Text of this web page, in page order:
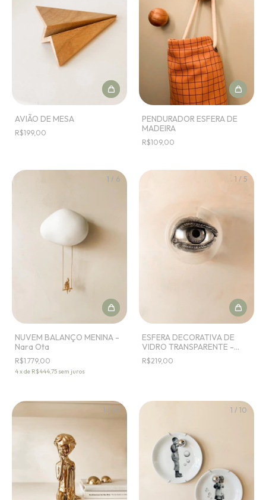
AVIÃO DE MESA
R$199,00
PENDURADOR ESFERA DE
MADEIRA
R$109,00
1 / 6
NUVEM BALANÇO MENINA -
Nara Ota
R$1.779,00
4xde R$444,75 sem juros
1 / 5
ESFERA DECORATIVA DE
VIDRO TRANSPARENTE -
OLHO ABERTO - Greghi
Design
R$219,00
1 / 10 1 / 10